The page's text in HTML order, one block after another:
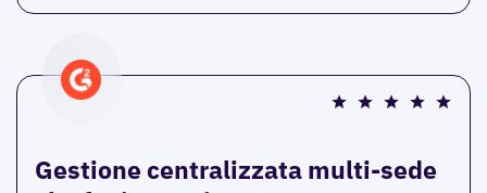
Gestione centralizzata multi-sede